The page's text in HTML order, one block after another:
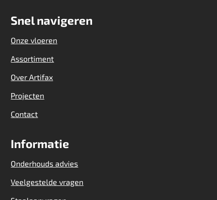
Snel navigeren
Onze vloeren
Assortiment
Over Artifax
Projecten
Contact
Informatie
Onderhouds advies
Veelgestelde vragen